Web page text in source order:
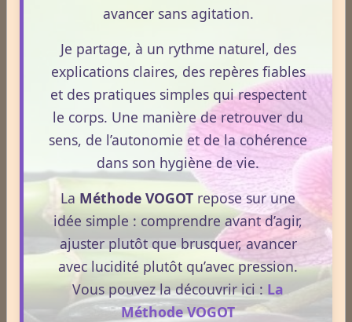
5
Dernières newsletters
Newsletter #313 - juillet 2026
Newsletter #312 - juin 2026
Newsletter #311 - mai 2026
Newsletter #310 - avril 2026
Newsletter #309 - mars 2026
avancer sans agitation.
Je partage, à un rythme naturel, des
explications claires, des repères fiables
et des pratiques simples qui respectent
le corps. Une manière de retrouver du
sens, de l’autonomie et de la cohérence
dans son hygiène de vie.
La Méthode VOGOT repose sur une
idée simple : comprendre avant d’agir,
ajuster plutôt que brusquer, avancer
avec lucidité plutôt qu’avec pression.
Vous pouvez la découvrir ici : La
Méthode VOGOT